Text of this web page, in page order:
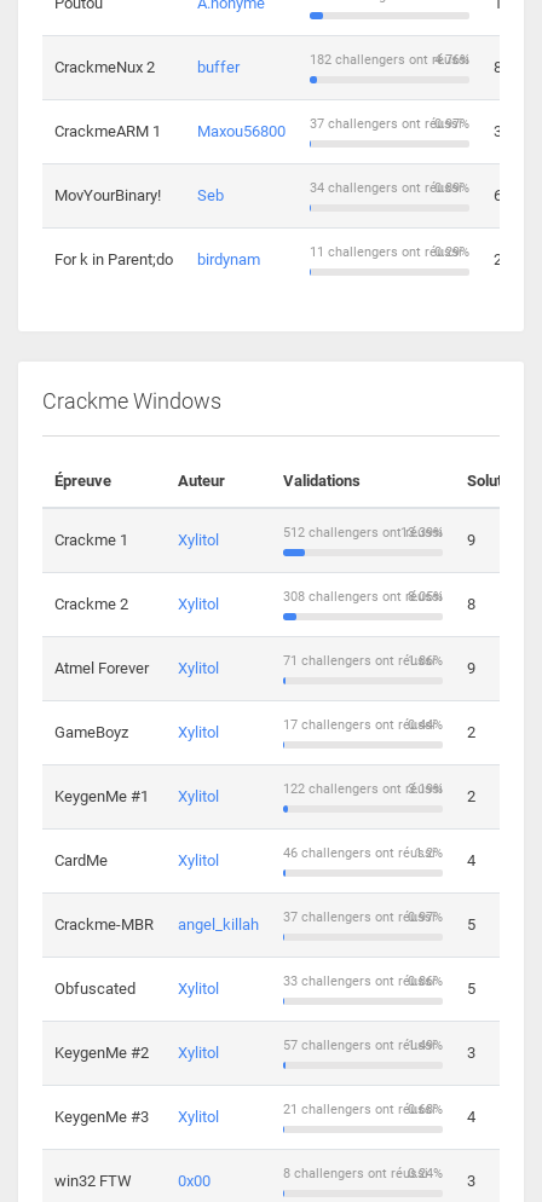
CrackmeNux 2 buffer 4.76%
182 challengers ont réussi 8
CrackmeARM 1 Maxou56800 0.97%
37 challengers ont réussi 3
MovYourBinary! Seb 0.89%
34 challengers ont réussi 6
For k in Parent;do birdynam 0.29%
11 challengers ont réussi 2
Crackme Windows
Épreuve Auteur Validations Solutions
Crackme 1 Xylitol 13.39%
512 challengers ont réussi 9
Crackme 2 Xylitol 8.05%
308 challengers ont réussi 8
Atmel Forever Xylitol 1.86%
71 challengers ont réussi 9
GameBoyz Xylitol 0.44%
17 challengers ont réussi 2
KeygenMe #1 Xylitol 3.19%
122 challengers ont réussi 2
CardMe Xylitol 1.2%
46 challengers ont réussi 4
Crackme-MBR angel_killah 0.97%
37 challengers ont réussi 5
Obfuscated Xylitol 0.86%
33 challengers ont réussi 5
KeygenMe #2 Xylitol 1.49%
57 challengers ont réussi 3
KeygenMe #3 Xylitol 0.68%
21 challengers ont réussi 4
win32 FTW 0x00 0.24%
8 challengers ont réussi 3